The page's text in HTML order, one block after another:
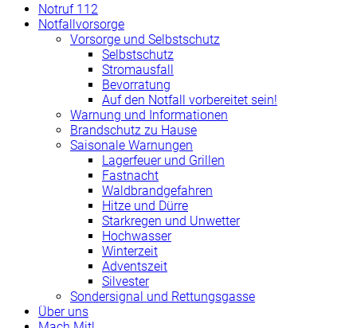
Notruf 112
Notfallvorsorge
Vorsorge und Selbstschutz
Selbstschutz
Stromausfall
Bevorratung
Auf den Notfall vorbereitet sein!
Warnung und Informationen
Brandschutz zu Hause
Saisonale Warnungen
Lagerfeuer und Grillen
Fastnacht
Waldbrandgefahren
Hitze und Dürre
Starkregen und Unwetter
Hochwasser
Winterzeit
Adventszeit
Silvester
Sondersignal und Rettungsgasse
Über uns